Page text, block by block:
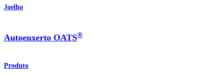
Joelho
Autoenxerto OATS®
Produto